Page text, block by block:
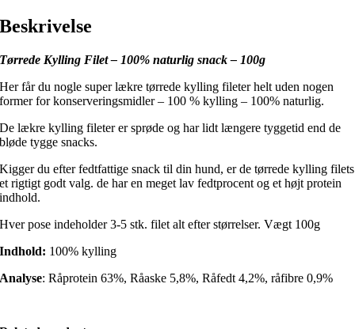
Beskrivelse
Tørrede Kylling Filet – 100% naturlig snack – 100g
Her får du nogle super lækre tørrede kylling fileter helt uden nogen
former for konserveringsmidler – 100 % kylling – 100% naturlig.
De lækre kylling fileter er sprøde og har lidt længere tyggetid end de
bløde tygge snacks.
Kigger du efter fedtfattige snack til din hund, er de tørrede kylling filets
et rigtigt godt valg. de har en meget lav fedtprocent og et højt protein
indhold.
Hver pose indeholder 3-5 stk. filet alt efter størrelser. Vægt 100g
Indhold: 100% kylling
Analyse: Råprotein 63%, Råaske 5,8%, Råfedt 4,2%, råfibre 0,9%